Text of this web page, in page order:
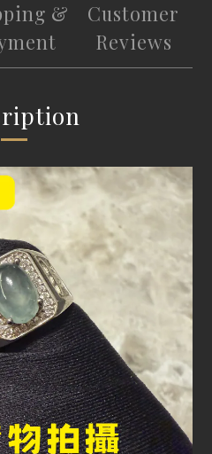
&
Customer
Reviews